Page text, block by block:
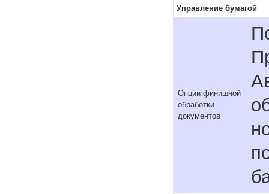
Управление бумагой
Опции финишной
обработки
документов